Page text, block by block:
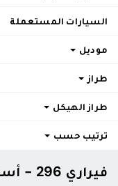
السيارات المستعملة
موديل
طراز
طراز الهيكل
ترتيب حسب
فيراري 296 - أسعار ومواصفات